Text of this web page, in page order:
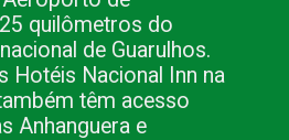
quilômetros do
de Guarulhos.
Hotéis Nacional Inn na
têm acesso
Anhanguera e